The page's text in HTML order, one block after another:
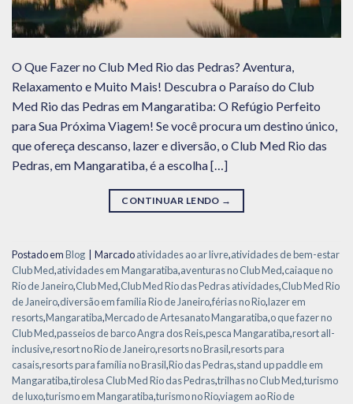
O Que Fazer no Club Med Rio das Pedras? Aventura,
Relaxamento e Muito Mais! Descubra o Paraíso do Club
Med Rio das Pedras em Mangaratiba: O Refúgio Perfeito
para Sua Próxima Viagem! Se você procura um destino único,
que ofereça descanso, lazer e diversão, o Club Med Rio das
Pedras, em Mangaratiba, é a escolha […]
CONTINUAR LENDO →
Postado emBlog Marcadoatividades ao ar livre,atividades de bem-estar
Club Med,atividades em Mangaratiba,aventuras no Club Med,caiaque no
Rio de Janeiro,Club Med,Club Med Rio das Pedras atividades,Club Med Rio
de Janeiro,diversão em família Rio de Janeiro,férias no Rio,lazer em
resorts,Mangaratiba,Mercado de Artesanato Mangaratiba,o que fazer no
Club Med,passeios de barco Angra dos Reis,pesca Mangaratiba,resort all-
inclusive,resort no Rio de Janeiro,resorts no Brasil,resorts para
casais,resorts para família no Brasil,Rio das Pedras,stand up paddle em
Mangaratiba,tirolesa Club Med Rio das Pedras,trilhas no Club Med,turismo
de luxo,turismo em Mangaratiba,turismo no Rio,viagem ao Rio de